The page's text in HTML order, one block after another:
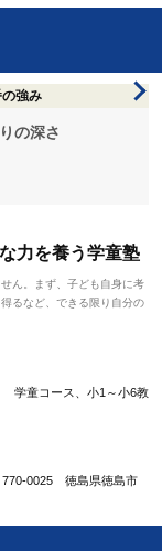
強み
の深さ
力を養う学童塾
ん。まず、子ども自身に考
るなど、できる限り自分の
童コース、小1～小6教
0025 徳島県徳島市